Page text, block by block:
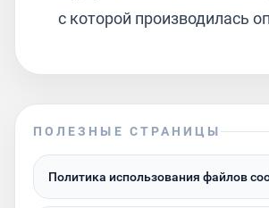
с которой производилась
ПОЛЕЗНЫЕ СТРАНИЦЫ
Политика использования файлов